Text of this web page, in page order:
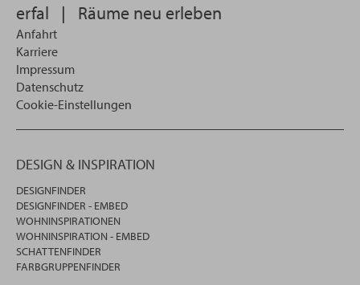
erfal | Räume neu erleben
Anfahrt
Karriere
Impressum
Datenschutz
Cookie-Einstellungen
DESIGN & INSPIRATION
DESIGNFINDER
DESIGNFINDER - EMBED
WOHNINSPIRATIONEN
WOHNINSPIRATION - EMBED
SCHATTENFINDER
FARBGRUPPENFINDER